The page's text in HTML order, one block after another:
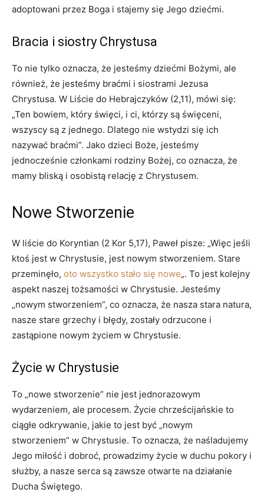
adoptowani przez Boga i stajemy się Jego dziećmi.
Bracia i siostry Chrystusa
To nie tylko oznacza, że jesteśmy dziećmi Bożymi, ale
również, że jesteśmy braćmi i siostrami Jezusa
Chrystusa. W Liście do Hebrajczyków (2,11), mówi się:
„Ten bowiem, który święci, i ci, którzy są święceni,
wszyscy są z jednego. Dlatego nie wstydzi się ich
nazywać braćmi”. Jako dzieci Boże, jesteśmy
jednocześnie członkami rodziny Bożej, co oznacza, że
mamy bliską i osobistą relację z Chrystusem.
Nowe Stworzenie
W liście do Koryntian (2 Kor 5,17), Paweł pisze: „Więc jeśli
ktoś jest w Chrystusie, jest nowym stworzeniem. Stare
przeminęło, oto wszystko stało się nowe„. To jest kolejny
aspekt naszej tożsamości w Chrystusie. Jesteśmy
„nowym stworzeniem”, co oznacza, że nasza stara natura,
nasze stare grzechy i błędy, zostały odrzucone i
zastąpione nowym życiem w Chrystusie.
Życie w Chrystusie
To „nowe stworzenie” nie jest jednorazowym
wydarzeniem, ale procesem. Życie chrześcijańskie to
ciągłe odkrywanie, jakie to jest być „nowym
stworzeniem” w Chrystusie. To oznacza, że naśladujemy
Jego miłość i dobroć, prowadzimy życie w duchu pokory i
służby, a nasze serca są zawsze otwarte na działanie
Ducha Świętego.